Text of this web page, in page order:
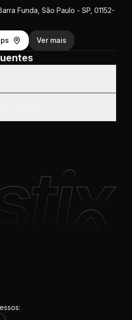
Funda, São Paulo - SP, 01152-
Ver mais